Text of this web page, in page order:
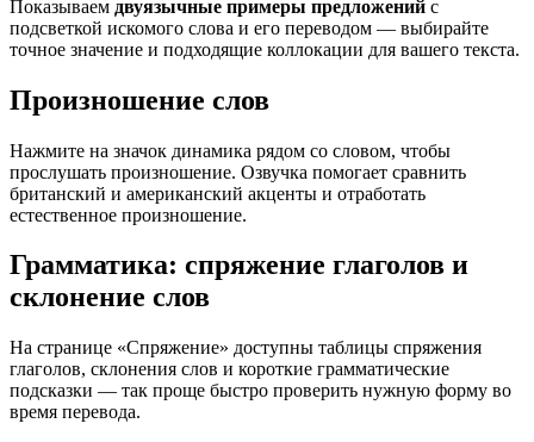
Показываем двуязычные примеры предложений с
подсветкой искомого слова и его переводом — выбирайте
точное значение и подходящие коллокации для вашего текста.
Произношение слов
Нажмите на значок динамика рядом со словом, чтобы
прослушать произношение. Озвучка помогает сравнить
британский и американский акценты и отработать
естественное произношение.
Грамматика: спряжение глаголов и
склонение слов
На странице «Спряжение» доступны таблицы спряжения
глаголов, склонения слов и короткие грамматические
подсказки — так проще быстро проверить нужную форму во
время перевода.